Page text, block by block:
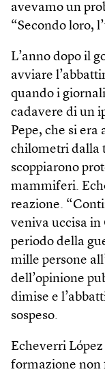
avevamo un
“Secondo loro,
L’anno dopo il
avviare
quando i
cadavere di un
Pepe, che si
chilometri dalla
scoppiarono
mammiferi.
reazione.
veniva uccisa in
periodo della
mille persone
dell’opinione
dimise e
sospeso.
Echeverri
formazione non